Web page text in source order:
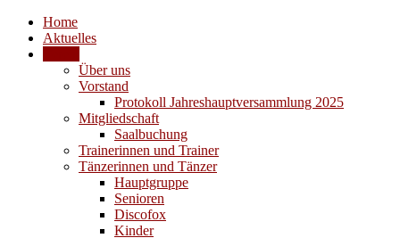
Home
Aktuelles
Über uns
Vorstand
Protokoll Jahreshauptversammlung 2025
Mitgliedschaft
Saalbuchung
Trainerinnen und Trainer
Tänzerinnen und Tänzer
Hauptgruppe
Senioren
Discofox
Kinder